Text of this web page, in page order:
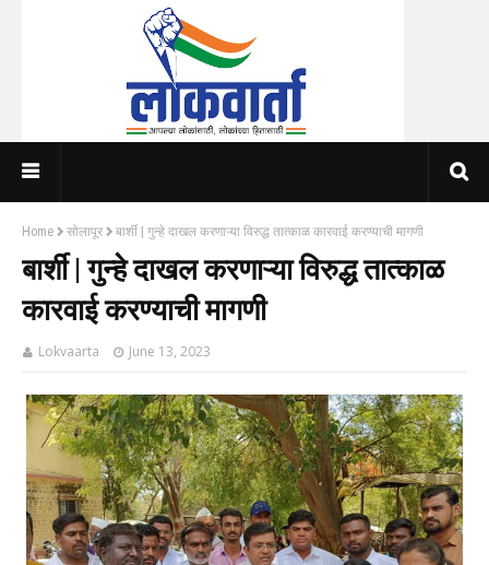
Home सोलापूर बार्शी | गुन्हे दाखल करणाऱ्या विरुद्ध तात्काळ कारवाई करण्याची मागणी
बार्शी | गुन्हे दाखल करणाऱ्या विरुद्ध तात्काळ
कारवाई करण्याची मागणी
Lokvaarta June 13, 2023